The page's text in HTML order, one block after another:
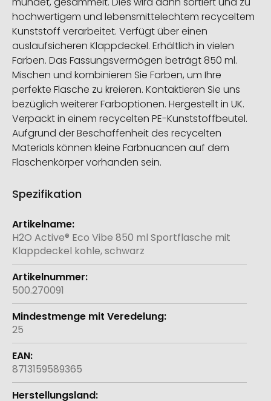
hochwertigem und lebensmittelechtem recyceltem
Kunststoff verarbeitet. Verfügt über einen
auslaufsicheren Klappdeckel. Erhältlich in vielen
Farben. Das Fassungsvermögen beträgt 850 ml.
Mischen und kombinieren Sie Farben, um Ihre
perfekte Flasche zu kreieren. Kontaktieren Sie uns
bezüglich weiterer Farboptionen. Hergestellt in UK.
Verpackt in einem recycelten PE-Kunststoffbeutel.
Aufgrund der Beschaffenheit des recycelten
Materials können kleine Farbnuancen auf dem
Flaschenkörper vorhanden sein.
Spezifikation
Weitere
Informationen
H2O Active® Eco Vibe 850 ml Sportflasche mit
Klappdeckel kohle, schwarz
500.270091
25
8713159589365